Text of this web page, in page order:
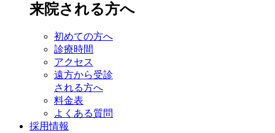
来院される方へ
初めての方へ
診療時間
アクセス
遠方から受診
される方へ
料金表
よくある質問
採用情報